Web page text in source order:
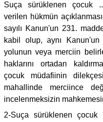
Suça sürüklenen çocuk
verilen hükmün
sayılı Kanun'un 231.
kabil olup, aynı
yolunun veya merciin
haklarını ortadan
çocuk müdafiinin
mahallinde merciince
incelenmeksizin
2-Suça sürüklenen çocuk